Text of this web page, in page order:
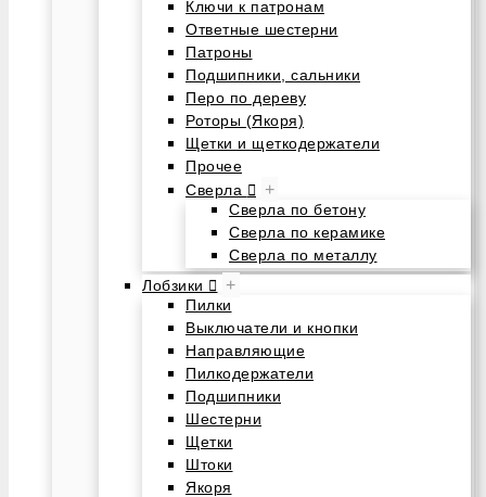
Ключи к патронам
Ответные шестерни
Патроны
Подшипники, сальники
Перо по дереву
Роторы (Якоря)
Щетки и щеткодержатели
Прочее
Сверла
+
Сверла по бетону
Сверла по керамике
Сверла по металлу
Лобзики
+
Пилки
Выключатели и кнопки
Направляющие
Пилкодержатели
Подшипники
Шестерни
Щетки
Штоки
Якоря